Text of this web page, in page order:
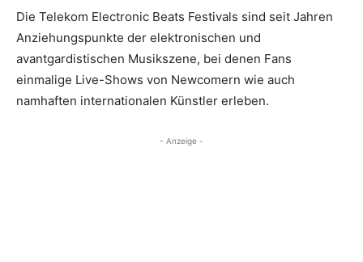
Die Telekom Electronic Beats Festivals sind seit Jahren
Anziehungspunkte der elektronischen und
avantgardistischen Musikszene, bei denen Fans
einmalige Live-Shows von Newcomern wie auch
namhaften internationalen Künstler erleben.
- Anzeige -